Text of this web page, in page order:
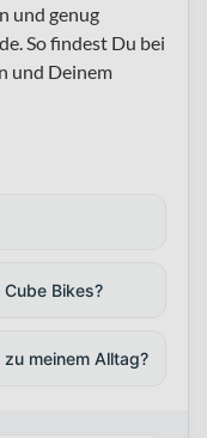
und genug
So findest Du bei
und Deinem
Bikes?
meinem Alltag?